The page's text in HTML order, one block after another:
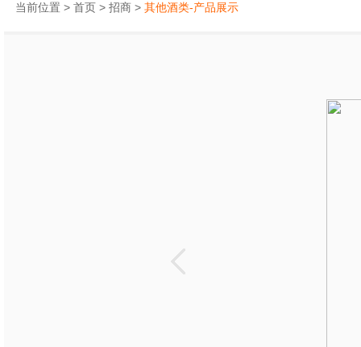
当前位置 > 首页 > 招商 > 其他酒类-产品展示